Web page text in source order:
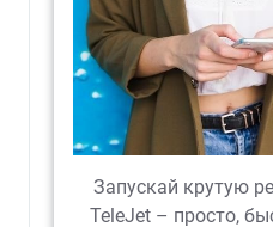
Запускай крутую
TeleJet – просто,